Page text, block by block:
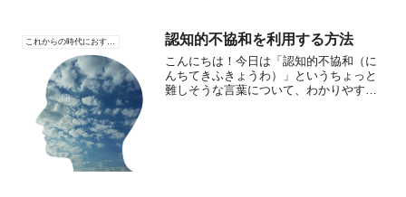
り、私たちのデバイスは目と耳を持つよ
うになり、車は自ら運...
これからの時代におすすめ 認知的不協和を利用する方法
こんにちは！今日は「認知的不協和（に
んちてきふきょうわ）」というちょっと
難しそうな言葉について、わかりやすく